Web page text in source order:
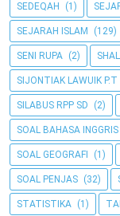
SEDEQAH (1)
SEJARAH ISLAM (129)
SENI RUPA (2)
SIJONTIAK LAWUIK P.T
SILABUS RPP SD (2)
SOAL BAHASA INGGRIS
SOAL GEOGRAFI (1)
SOAL PENJAS (32)
STATISTIKA (1)